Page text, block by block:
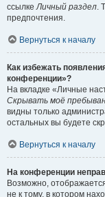
ссылке Личный раздел .
предпочтения.
Вернуться к началу
Как избежать
конференции»?
На вкладке «Личные
Скрывать моё
видны только
остальных вы будете
Вернуться к началу
На конференции
Возможно,
не к тому, в котором